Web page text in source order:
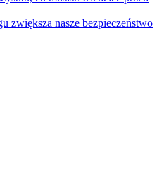
zwiększa nasze bezpieczeństwo